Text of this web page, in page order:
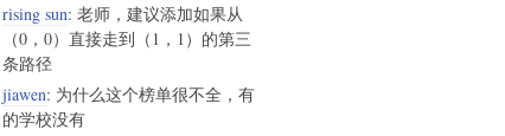
rising sun: 老师，建议添加如果从
（0，0）直接走到（1，1）的第三
条路径
jiawen: 为什么这个榜单很不全，有
的学校没有